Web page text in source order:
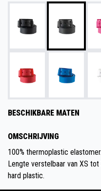
BESCHIKBARE MATEN
OMSCHRIJVING
100% thermoplastic
Lengte verstelbaar van XS
hard plastic.